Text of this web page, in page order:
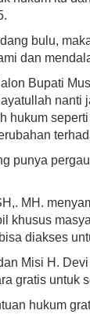
bulu,
dan
Bupati
nanti
hukum
punya
MH.
khusus
diakses
Misi H.
gratis untuk
hukum